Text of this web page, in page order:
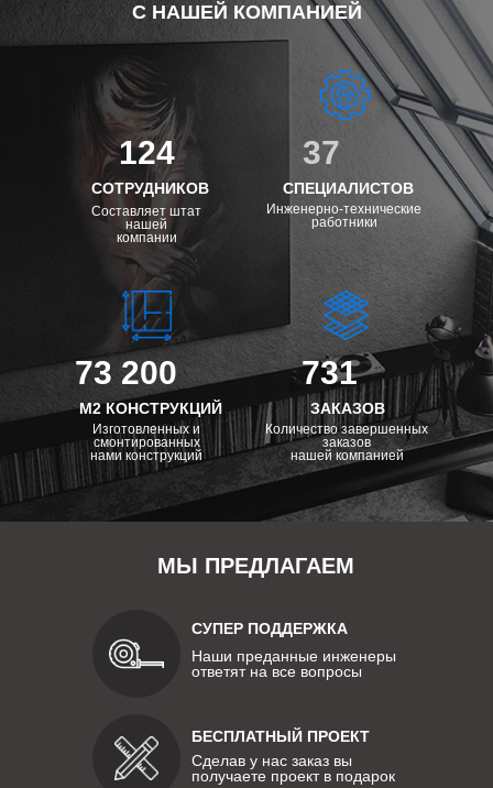
С НАШЕЙ КОМПАНИЕЙ
124
СОТРУДНИКОВ
Составляет штат
нашей
компании
73 200
М2 КОНСТРУКЦИЙ
Изготовленных и
смонтированных
нами конструкций
731
ЗАКАЗОВ
Количество завершенных
заказов
нашей компанией
37
СПЕЦИАЛИСТОВ
Инженерно-технические
работники
МЫ ПРЕДЛАГАЕМ
СУПЕР ПОДДЕРЖКА
Наши преданные инженеры
ответят на все вопросы
БЕСПЛАТНЫЙ ПРОЕКТ
Сделав у нас заказ вы
получаете проект в подарок